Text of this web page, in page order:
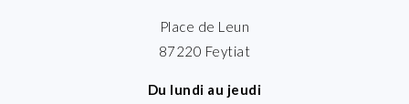
Place de Leun
87220 Feytiat
Du lundi au jeudi